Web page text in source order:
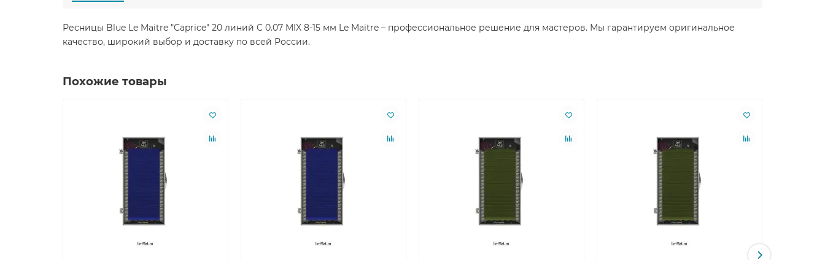
Ресницы Blue Le Maitre "Caprice" 20 линий C 0.07 MIX 8-15 мм Le Maitre – профессиональное решение для мастеров. Мы гарантируем оригинальное
качество, широкий выбор и доставку по всей России.
Похожие товары